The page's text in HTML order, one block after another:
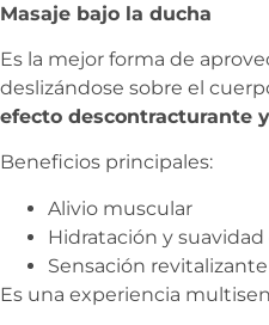
Masaje bajo la ducha
Es la mejor forma de
deslizándose sobre el
efecto descontracturante
Beneficios principales:
Alivio muscular
Hidratación y suavidad
Sensación revitalizante
Es una experiencia